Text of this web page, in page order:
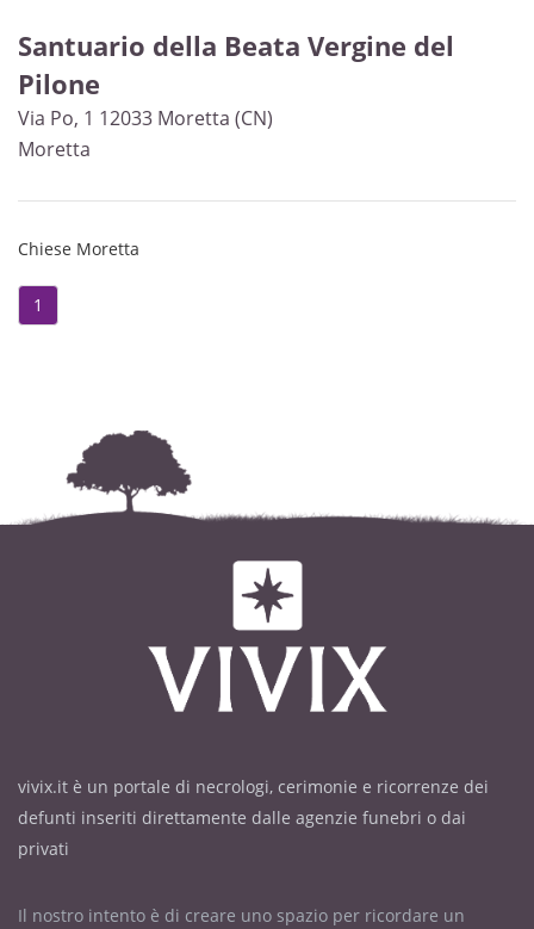
Santuario della Beata Vergine del
Pilone
Via Po, 1 12033 Moretta (CN)
Moretta
Chiese Moretta
1
vivix.it è un portale di necrologi, cerimonie e ricorrenze dei
defunti inseriti direttamente dalle agenzie funebri o dai
privati
Il nostro intento è di creare uno spazio per ricordare un